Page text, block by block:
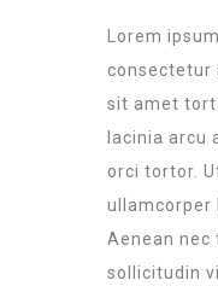
Lorem
consectetur
sit amet
lacinia arcu
orci tortor.
ullamcorper
Aenean
sollicitudin